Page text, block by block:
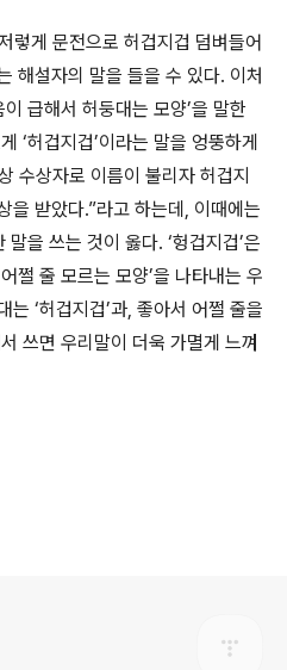
렇게 문전으로 허겁지겁 덤벼들어
해설자의 말을 들을 수 있다. 이처
이 급해서 허둥대는 모양’을 말한
‘허겁지겁’이라는 말을 엉뚱하게
수상자로 이름이 불리자 허겁지
을 받았다.”라고 하는데, 이때에는
말을 쓰는 것이 옳다. ‘헝겁지겁’은
쩔 줄 모르는 모양’을 나타내는 우
‘허겁지겁’과, 좋아서 어쩔 줄을
쓰면 우리말이 더욱 가멸게 느껴